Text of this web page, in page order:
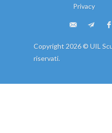
Privacy
Copyright 2026 © UIL
riservati.